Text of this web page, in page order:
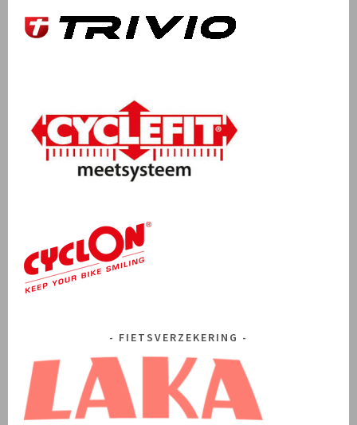
FIETSVERZEKERING